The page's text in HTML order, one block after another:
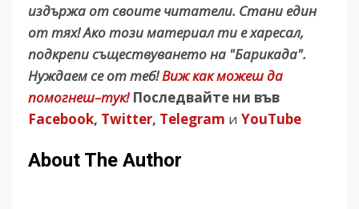
издържа от своите читатели. Стани един
от тях! Ако този материал ти е харесал,
подкрепи съществуването на "Барикада".
Нуждаем се от теб!Виж как можеш да
помогнеш–тук! Последвайте ни във
Facebook, Twitter, Telegram и YouTube
About The Author